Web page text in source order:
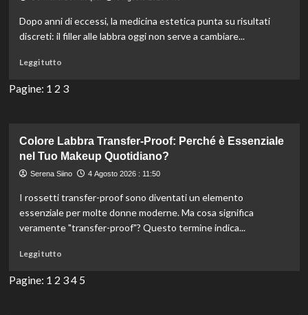
9
opzioni
per
Dopo anni di eccessi, la medicina estetica punta su risultati
discreti: il filler alle labbra oggi non serve a cambiare...
Leggi tuttoLeggi
più
e
armonia
volto:
nuovo
approccio
all’acido
Pagine: 1 2 3
Colore Labbra Transfer-Proof: Perché è Essenziale
nel Tuo Makeup Quotidiano?
Serena Siino 4 Agosto 2026 : 11:50
I rossetti transfer-proof sono diventati un elemento
essenziale per molte donne moderne. Ma cosa significa
veramente "transfer-proof"? Questo termine indica...
Leggi tuttoLeggi
più
Pagine: 1 2 34 5